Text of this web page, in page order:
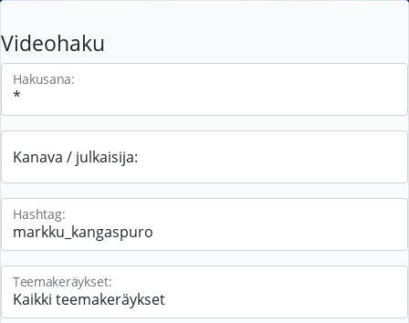
Videohaku
Hakusana:
Kanava / julkaisija:
Hashtag:
Teemakeräykset: